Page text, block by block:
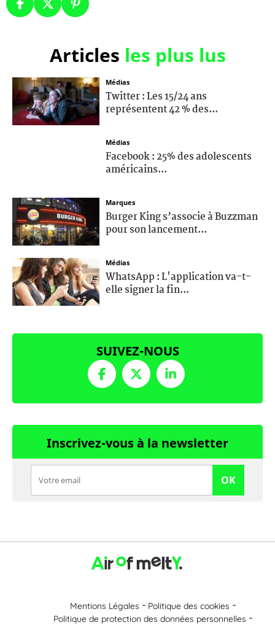
Articles les plus lus
Médias
Twitter : Les 15/24 ans
représentent 42 % des...
Médias
Facebook : 25% des adolescents
américains...
Marques
Burger King s’associe à Buzzman
pour son lancement...
Médias
WhatsApp : L'application va-t-
elle signer la fin...
SUIVEZ-NOUS
Inscrivez-vous à la newsletter
OK
Mentions Légales
Politique des cookies
Politique de protection des données personnelles